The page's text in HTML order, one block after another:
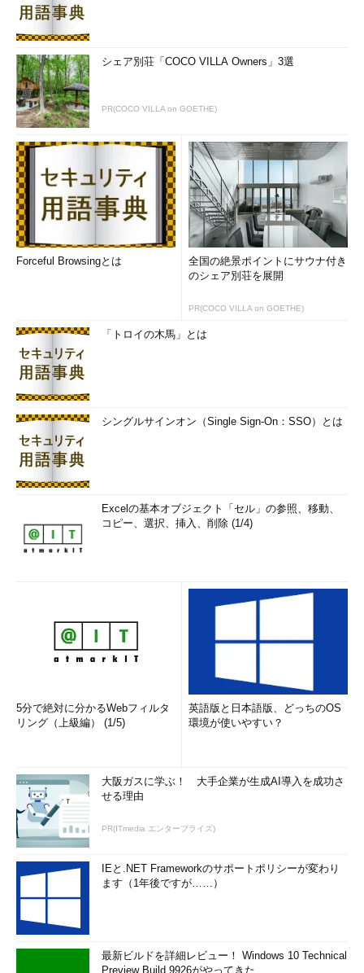
シェア別荘「COCO VILLA Owners」3選
PR(COCO VILLA on GOETHE)
Forceful Browsingとは
全国の絶景ポイントにサウナ付き
のシェア別荘を展開
PR(COCO VILLA on GOETHE)
「トロイの木馬」とは
シングルサインオン（Single Sign-On：SSO）とは
Excelの基本オブジェクト「セル」の参照、移動、
コピー、選択、挿入、削除 (1/4)
5分で絶対に分かるWebフィルタ
リング（上級編） (1/5)
英語版と日本語版、どっちのOS
環境が使いやすい？
大阪ガスに学ぶ！ 大手企業が生成AI導入を成功さ
せる理由
PR(ITmedia エンタープライズ)
IEと.NET Frameworkのサポートポリシーが変わり
ます（1年後ですが……）
最新ビルドを詳細レビュー！ Windows 10 Technical
Preview Build 9926がやってきた ...